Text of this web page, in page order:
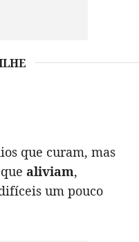
que curam, mas
aliviam,
um pouco